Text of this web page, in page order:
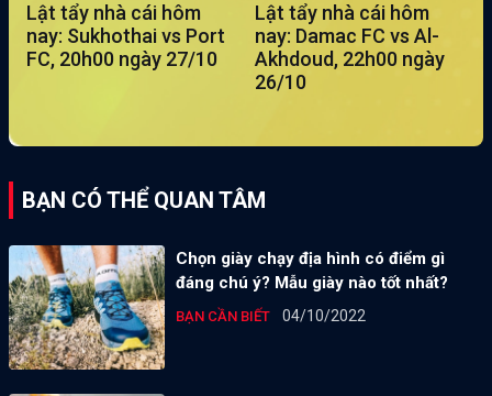
Lật tẩy nhà cái hôm
nay: Sukhothai vs Port
FC, 20h00 ngày 27/10
Lật tẩy nhà cái hôm
nay: Damac FC vs Al-
Akhdoud, 22h00 ngày
26/10
BẠN CÓ THỂ QUAN TÂM
Chọn giày chạy địa hình có điểm gì
đáng chú ý? Mẫu giày nào tốt nhất?
BẠN CẦN BIẾT 04/10/2022